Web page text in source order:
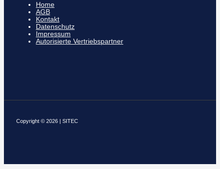
Home
AGB
Kontakt
Datenschutz
Impressum
Autorisierte Vertriebspartner
Copyright © 2026 | SITEC